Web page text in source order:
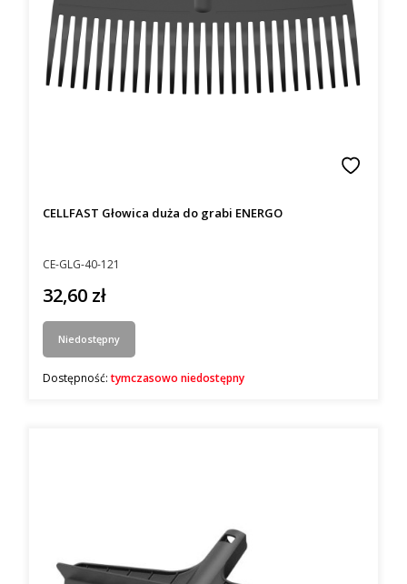
Kod producenta
CE-GLG-40-121
CELLFAST Głowica duża do grabi ENERGO
Cena
32,60 zł
Niedostępny
Dostępność:tymczasowo niedostępny